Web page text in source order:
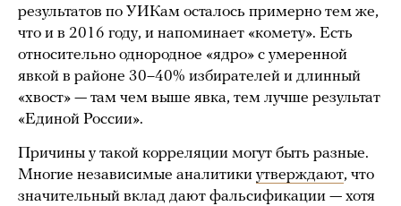
результатов по УИКам осталось примерно тем же,
что и в 2016 году, и напоминает «комету». Есть
относительно однородное «ядро» с умеренной
явкой в районе 30–40% избирателей и длинный
«хвост» — там чем выше явка, тем лучше результат
«Единой России».
Причины у такой корреляции могут быть разные.
Многие независимые аналитики утверждают, что
значительный вклад дают фальсификации — хотя